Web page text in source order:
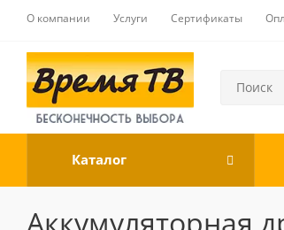
О компании Услуги Сертификаты
Каталог